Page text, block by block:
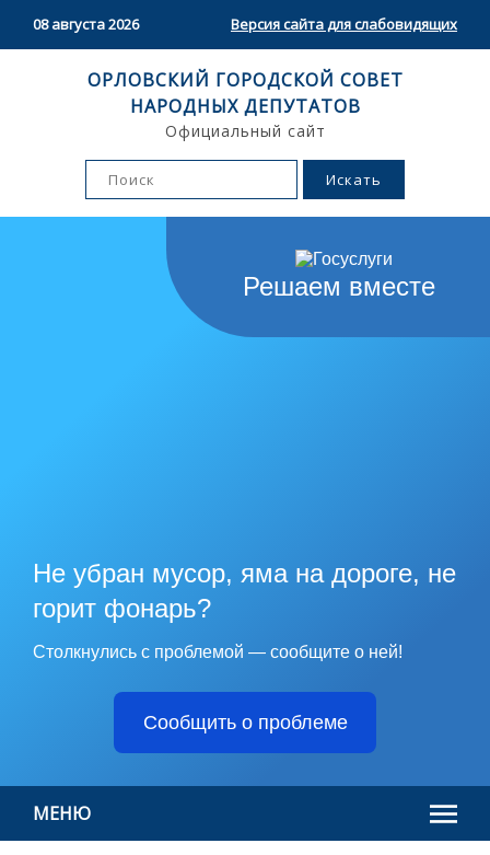
08 августа 2026 Версия сайта для слабовидящих
ОРЛОВСКИЙ ГОРОДСКОЙ СОВЕТ
НАРОДНЫХ ДЕПУТАТОВ
Официальный сайт
Решаем вместе
Не убран мусор, яма на дороге, не
горит фонарь?
Столкнулись с проблемой — сообщите о ней!
Сообщить о проблеме
МЕНЮ